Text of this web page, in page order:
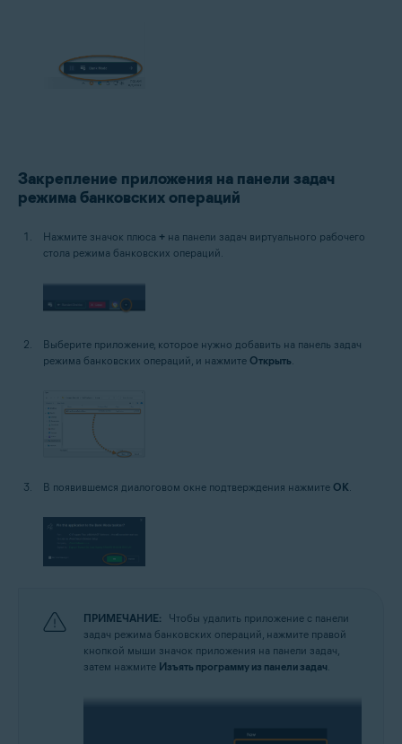
Закрепление приложения на панели задач
режима банковских операций
Нажмите значок плюса + на панели задач виртуального рабочего
стола режима банковских операций.
Выберите приложение, которое нужно добавить на панель задач
режима банковских операций, и нажмите Открыть
В появившемся диалоговом окне подтверждения нажмите ОК.
ПРИМЕЧАНИЕ:
Чтобы удалить приложение с панели
задач режима банковских операций, нажмите правой
кнопкой мыши значок приложения на панели задач,
затем нажмите Изъять программу из панели задач.